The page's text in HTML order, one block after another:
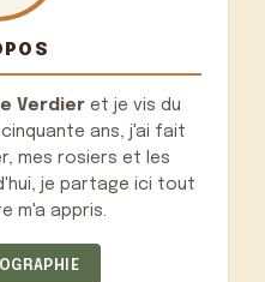
Verdier et je vis du
ans, j'ai fait
mes rosiers et les
je partage ici tout
m'a appris.